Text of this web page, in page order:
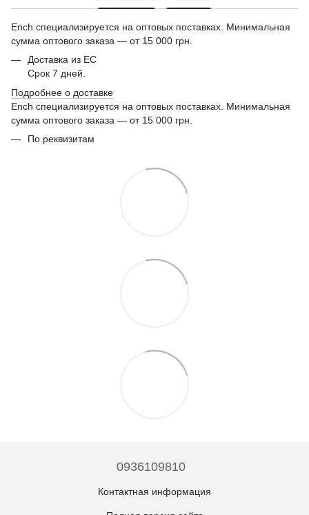
Ench специализируется на оптовых поставках. Минимальная
сумма оптового заказа — от 15 000 грн.
Доставка из ЕС
Срок 7 дней.
Подробнее о доставке
Ench специализируется на оптовых поставках. Минимальная
сумма оптового заказа — от 15 000 грн.
По реквизитам
0936109810
Контактная информация